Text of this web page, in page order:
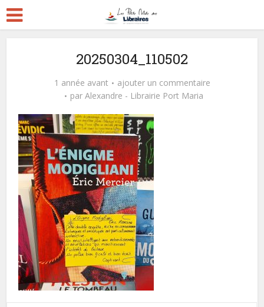
20250304_110502
1 année avant
ajouter un commentaire
par Alexandre - Librairie Port Maria